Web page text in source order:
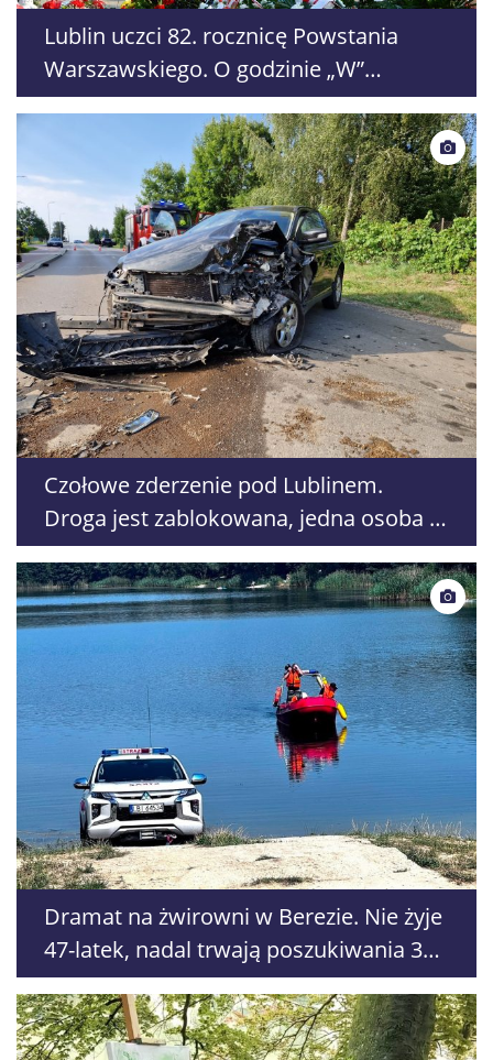
Lublin uczci 82. rocznicę Powstania
Warszawskiego. O godzinie „W”
zabrzmią syreny
Czołowe zderzenie pod Lublinem.
Droga jest zablokowana, jedna osoba w
szpitalu
Dramat na żwirowni w Berezie. Nie żyje
47-latek, nadal trwają poszukiwania 30-
letniego mężczyzny